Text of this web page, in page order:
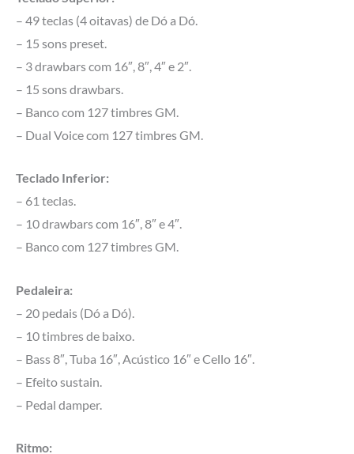
– 49 teclas (4 oitavas) de Dó a Dó.
– 15 sons preset.
– 3 drawbars com 16″, 8″, 4″ e 2″.
– 15 sons drawbars.
– Banco com 127 timbres GM.
– Dual Voice com 127 timbres GM.
Teclado Inferior:
– 61 teclas.
– 10 drawbars com 16″, 8″ e 4″.
– Banco com 127 timbres GM.
Pedaleira:
– 20 pedais (Dó a Dó).
– 10 timbres de baixo.
– Bass 8″, Tuba 16″, Acústico 16″ e Cello 16″.
– Efeito sustain.
– Pedal damper.
Ritmo: